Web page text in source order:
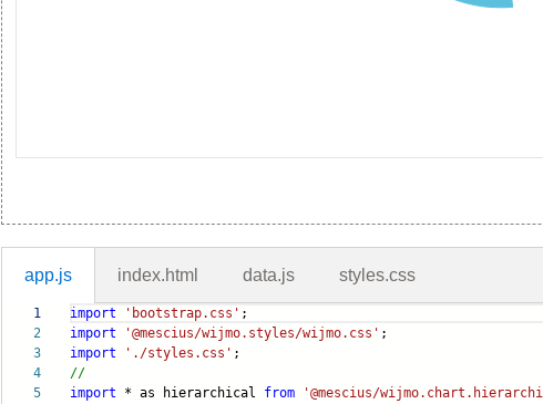
app.js index.html data.js styles.css
1
2
3
4
5
import 'bootstrap.css' ;
import
'@mescius/wijmo.styles/wijmo.css' ;
import
'./styles.css' ;
//
import * as hierarchical from '@mescius/